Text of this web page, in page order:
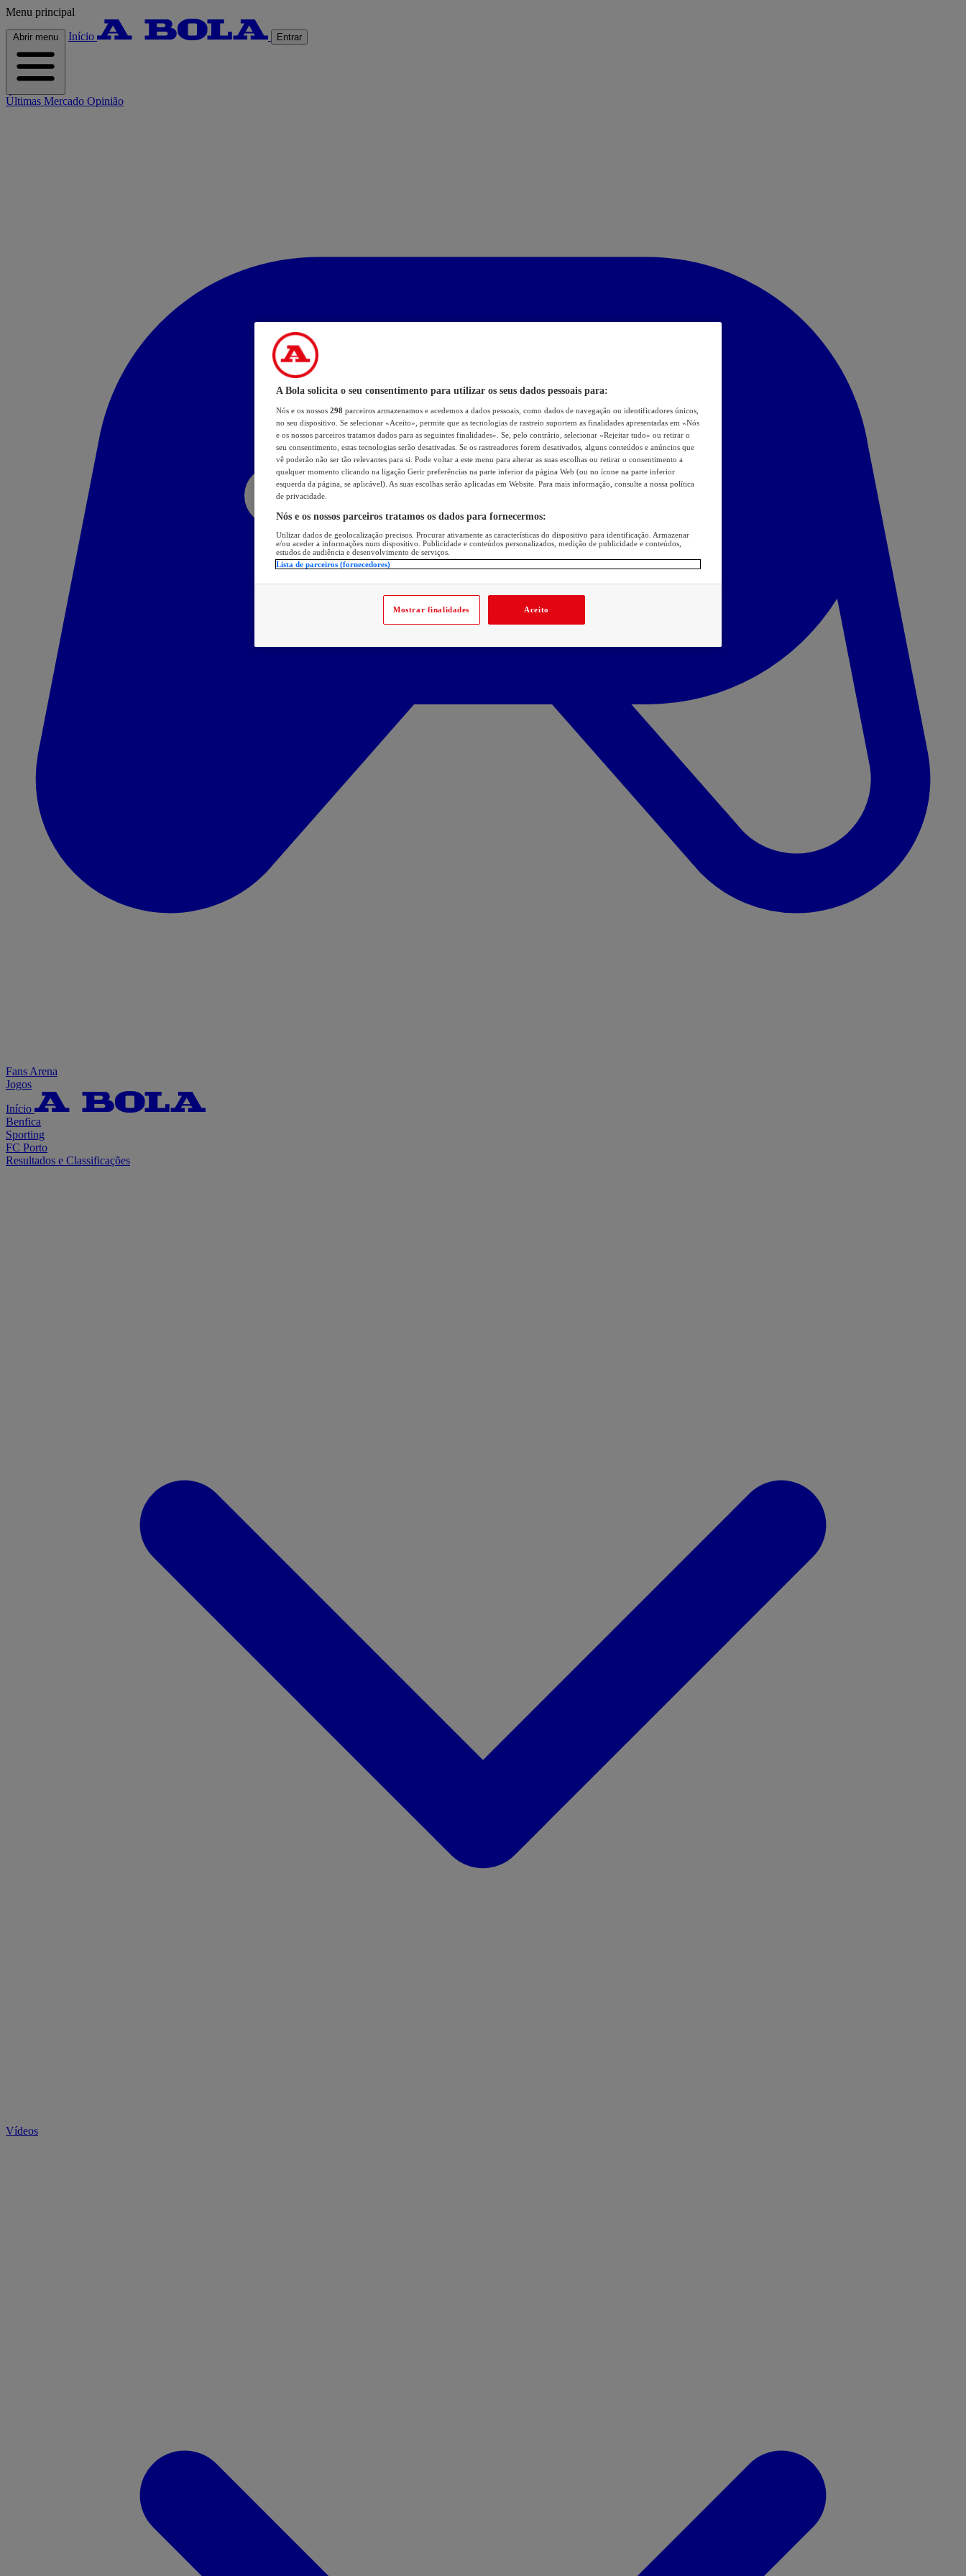
Menu principal
Abrir menu Início Entrar
Últimas Mercado Opinião
Fans Arena
Jogos
Início
Benfica
Sporting
FC Porto
Resultados e Classificações
Vídeos
A Bola solicita o seu consentimento para utilizar os seus dados pessoais para:
Nós e os nossos 298 parceiros armazenamos e acedemos a dados pessoais, como dados de navegação ou identificadores únicos,
no seu dispositivo. Se selecionar «Aceito», permite que as tecnologias de rastreio suportem as finalidades apresentadas em «Nós
e os nossos parceiros tratamos dados para as seguintes finalidades». Se, pelo contrário, selecionar «Rejeitar tudo» ou retirar o
seu consentimento, estas tecnologias serão desativadas. Se os rastreadores forem desativados, alguns conteúdos e anúncios que
vê poderão não ser tão relevantes para si. Pode voltar a este menu para alterar as suas escolhas ou retirar o consentimento a
qualquer momento clicando na ligação Gerir preferências na parte inferior da página Web (ou no ícone na parte inferior
esquerda da página, se aplicável). As suas escolhas serão aplicadas em Website. Para mais informação, consulte a nossa política
de privacidade.
Nós e os nossos parceiros tratamos os dados para fornecermos:
Utilizar dados de geolocalização precisos. Procurar ativamente as características do dispositivo para identificação. Armazenar
e/ou aceder a informações num dispositivo. Publicidade e conteúdos personalizados, medição de publicidade e conteúdos,
estudos de audiência e desenvolvimento de serviços.
Lista de parceiros (fornecedores)
Mostrar finalidades Aceito